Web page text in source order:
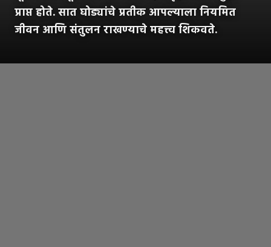
प्राप्त होते. सात घोड्यांचे प्रतीक आपल्याला नियमित
जीवन आणि संतुलन राखण्याचे महत्त्व शिकवते.